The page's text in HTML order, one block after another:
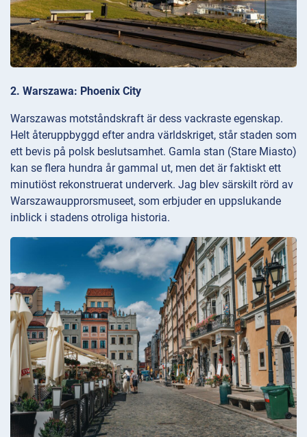
2. Warszawa: Phoenix City
Warszawas motståndskraft är dess vackraste egenskap.
Helt återuppbyggd efter andra världskriget, står staden som
ett bevis på polsk beslutsamhet. Gamla stan (Stare Miasto)
kan se flera hundra år gammal ut, men det är faktiskt ett
minutiöst rekonstruerat underverk. Jag blev särskilt rörd av
Warszawaupprorsmuseet, som erbjuder en uppslukande
inblick i stadens otroliga historia.